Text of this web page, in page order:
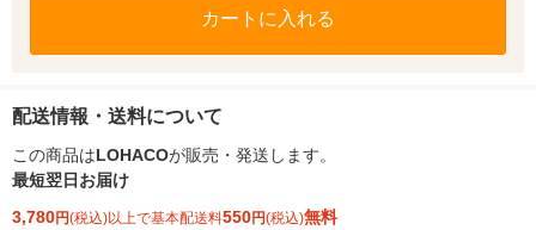
カートに入れる
配送情報・送料について
この商品はLOHACOが販売・発送します。
最短翌日お届け
3,780円(税込)以上で基本配送料550円(税込)無料